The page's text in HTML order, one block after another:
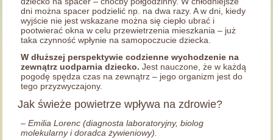
dni można spacer podzielić np. na dwa razy. A w dni, kiedy
wyjście nie jest wskazane można się ciepło ubrać i
pootwierać okna w celu przewietrzenia mieszkania – już
taka czynność wpłynie na samopoczucie dziecka.
W dłuższej perspektywie codzienne wychodzenie na
zewnątrz uodparnia dziecko. Jest nauczone, że w każdą
pogodę spędza czas na zewnątrz – jego organizm jest do
tego przyzwyczajony.
Jak świeże powietrze wpływa na zdrowie?
– Emilia Lorenc (diagnosta laboratoryjny, biolog
molekularny i doradca żywieniowy).